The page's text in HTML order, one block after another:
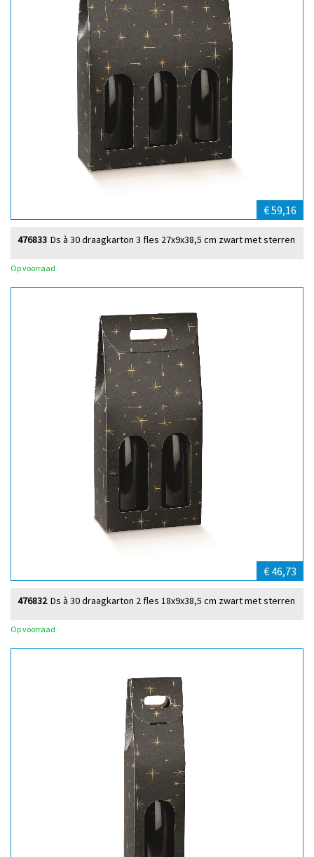
€ 59,16
Ds à 30 draagkarton 3 fles 27x9x38,5 cm zwart met sterren
476833
Op voorraad
€ 46,73
Ds à 30 draagkarton 2 fles 18x9x38,5 cm zwart met sterren
476832
Op voorraad